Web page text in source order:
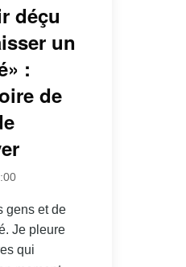
déçu
un
:
de
gens et de
Je pleure
qui